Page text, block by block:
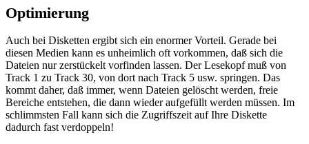
Optimierung
Auch bei Disketten ergibt sich ein enormer Vorteil. Gerade bei
diesen Medien kann es unheimlich oft vorkommen, daß sich die
Dateien nur zerstückelt vorfinden lassen. Der Lesekopf muß von
Track 1 zu Track 30, von dort nach Track 5 usw. springen. Das
kommt daher, daß immer, wenn Dateien gelöscht werden, freie
Bereiche entstehen, die dann wieder aufgefüllt werden müssen. Im
schlimmsten Fall kann sich die Zugriffszeit auf Ihre Diskette
dadurch fast verdoppeln!